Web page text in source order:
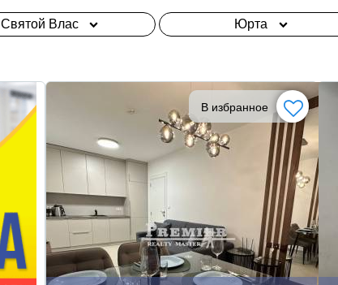
Святой Влас Юрта
В избранное